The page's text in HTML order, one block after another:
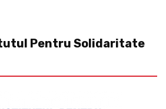
Pentru Solidaritate